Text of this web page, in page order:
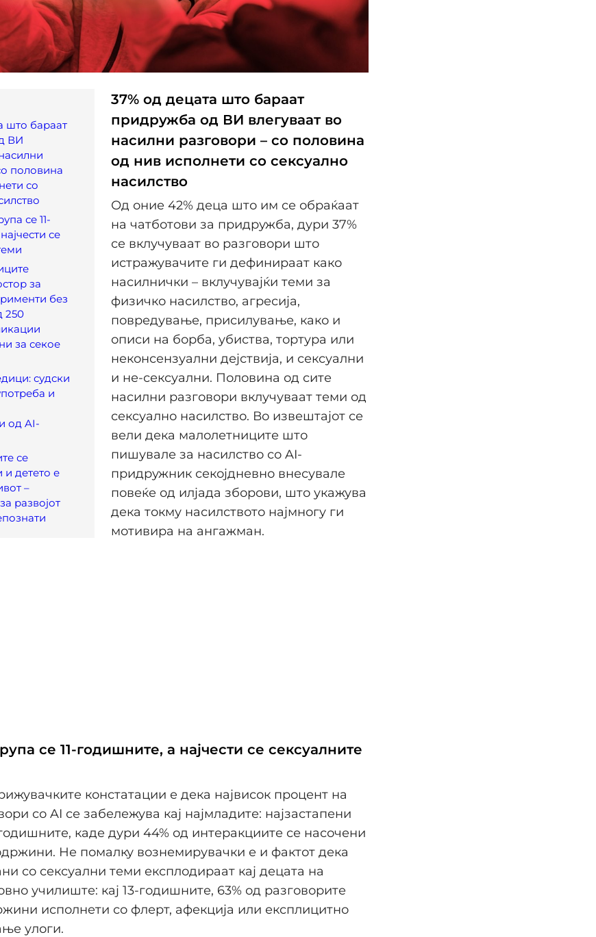
што бараат
ВИ
половина
со
се 11-
се
за
без
250
за секое
судски
и
од AI-
се
и детето е
–
развојот
37% од децата што бараат
придружба од ВИ влегуваат во
насилни разговори – со половина
од нив исполнети со сексуално
насилство
Од оние 42% деца што им се обраќаат
на чатботови за придружба, дури 37%
се вклучуваат во разговори што
истражувачите ги дефинираат како
насилнички – вклучувајќи теми за
физичко насилство, агресија,
повредување, присилување, како и
описи на борба, убиства, тортура или
неконсензуални дејствија, и сексуални
и не-сексуални. Половина од сите
насилни разговори вклучуваат теми од
сексуално насилство. Во извештајот се
вели дека малолетниците што
пишувале за насилство со AI-
придружник секојдневно внесувале
повеќе од илјада зборови, што укажува
дека токму насилството најмногу ги
мотивира на ангажман.
се 11-годишните, а најчести се сексуалните
констатации е дека највисок процент на
со AI се забележува кај најмладите: најзастапени
годишните, каде дури 44% од интеракциите се насочени
Не помалку вознемирувачки е и фактот дека
со сексуални теми експлодираат кај децата на
училиште: кај 13-годишните, 63% од разговорите
исполнети со флерт, афекција или експлицитно
улоги.